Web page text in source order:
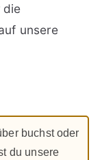
die
unsere
buchst oder
du unsere